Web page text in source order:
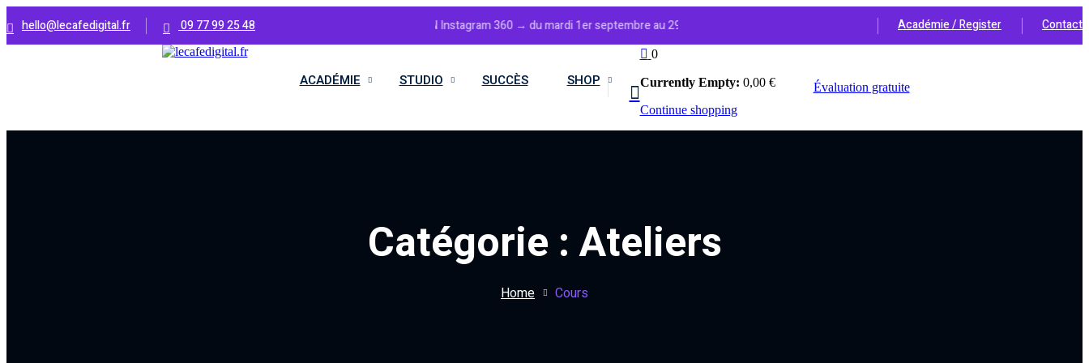
to
content
hello@lecafedigital.fr 09 77 99 25 48 NOUVELLE SESSION Instagram 360 → du mardi 1er septembre au 29 décembre 2026. NOUVEAU → Atelier stratégique individuel 2H - "Valeur cachée de
Académie / Register Contact
ACADÉMIE STUDIO SUCCÈS SHOP
0
Currently Empty: 0,00 €
Continue shopping
Évaluation gratuite
Catégorie :Ateliers
Home Cours